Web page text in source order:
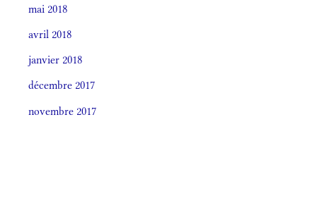
mai 2018
avril 2018
janvier 2018
décembre 2017
novembre 2017